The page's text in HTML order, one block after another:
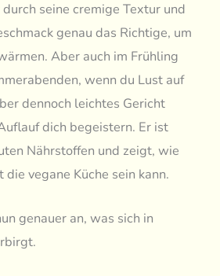
seine cremige Textur und
genau das Richtige, um
Aber auch im Frühling
wenn du Lust auf
dennoch leichtes Gericht
dich begeistern. Er ist
Nährstoffen und zeigt, wie
vegane Küche sein kann.
genauer an, was sich in